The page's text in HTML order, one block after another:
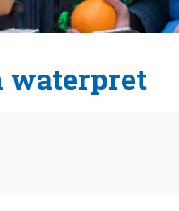
waterpret